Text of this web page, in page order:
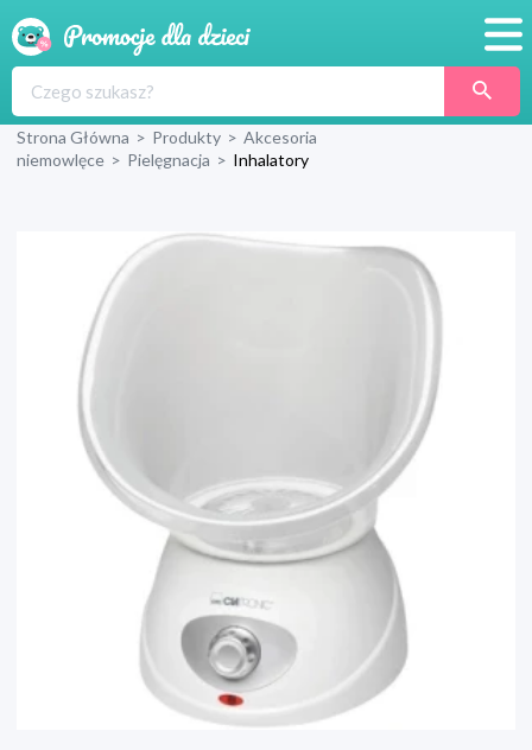
Produkty
Strona Główna > Produkty > Akcesoria
niemowlęce > Pielęgnacja > Inhalatory